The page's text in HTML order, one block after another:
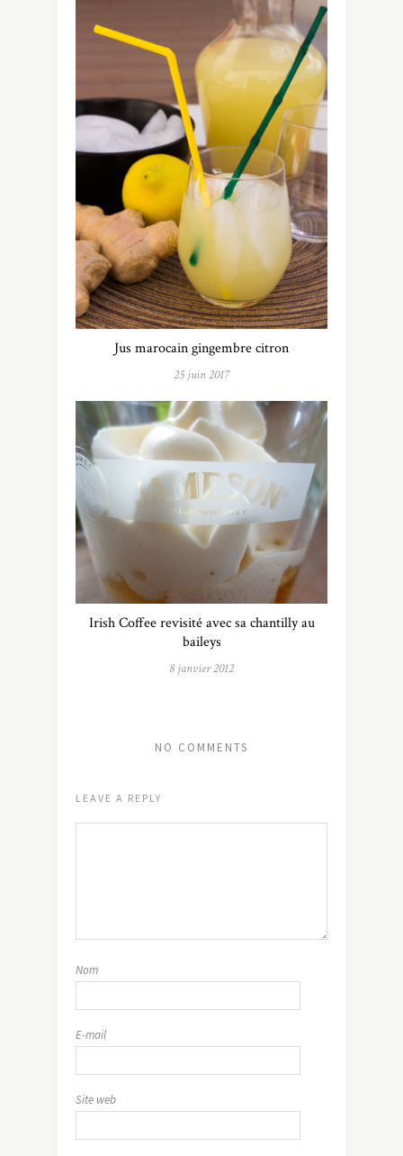
Jus marocain gingembre citron
25 juin 2017
Irish Coffee revisité avec sa chantilly au
baileys
8 janvier 2012
NO COMMENTS
LEAVE A REPLY
Nom
E-mail
Site web